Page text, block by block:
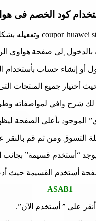
كود الخصم فى
بالدخول إلى صفحة هواوى
إنشاء حساب بأستخدام
أختيار جميع المنتجات
لك شرح وافي لمواصفاته
الموجود بأعلى الصفحة
التسوق ومن ثم قم بالنقر
“أستخدم قسيمة” بجانب
أستخدم القسيمة حيث
ASAB1
على ” أستخدم الآن”.